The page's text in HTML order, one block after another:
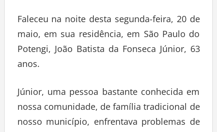
Faleceu na noite desta segunda-feira, 20 de
maio, em sua residência, em São Paulo do
Potengi, João Batista da Fonseca Júnior, 63
anos.
Júnior, uma pessoa bastante conhecida em
nossa comunidade, de família tradicional de
nosso município, enfrentava problemas de